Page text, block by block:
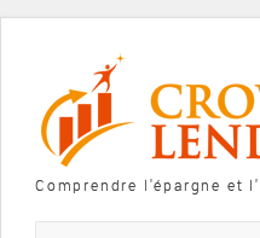
Comprendre l'épargne et